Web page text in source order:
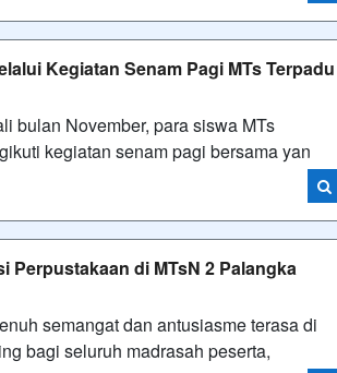
Kegiatan Senam Pagi MTs Terpadu
bulan November, para siswa MTs
kegiatan senam pagi bersama yan
Perpustakaan di MTsN 2 Palangka
semangat dan antusiasme terasa di
bagi seluruh madrasah peserta,